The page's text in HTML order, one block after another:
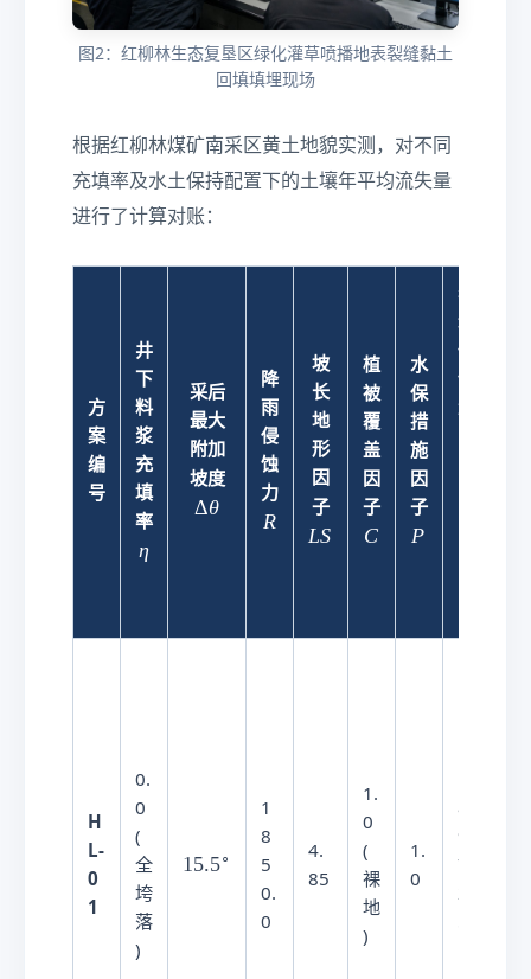
xt
}
图2：红柳林生态复垦区绿化灌草喷播地表裂缝黏土
回填填埋现场
根据红柳林煤矿南采区黄土地貌实测，对不同
充填率及水土保持配置下的土壤年平均流失量
进行了计算对账：
方
案
编
号
井
下
料
浆
充
填
率
η
η
采后
最大
附加
坡度
Δθ
降
雨
侵
蚀
力
R
R
坡
长
地
形
因
子
S
LS
植
被
覆
盖
因
子
C
C
水
保
措
施
因
子
P
P
年
均
侵
蚀
量
H
L-
0
1
0.
0
(
全
垮
落
)
1
15.5∘
1
8
5
0.
0
4.
85
1.
0
(
裸
地
)
1.
0
8
9
7
2.